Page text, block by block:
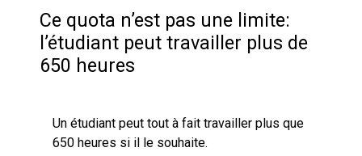
Ce quota n’est pas une limite:
l’étudiant peut travailler plus de
650 heures
Un étudiant peut tout à fait travailler plus que
650 heures si il le souhaite.